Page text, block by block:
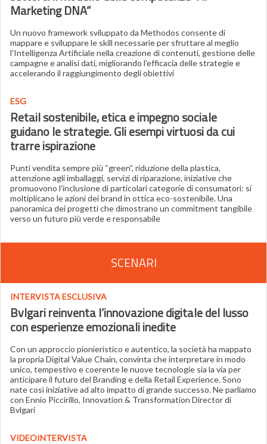
Marketing DNA”
Un nuovo framework sviluppato da Methodos consente di
mappare e sviluppare le skill necessarie per sfruttare al meglio
l'Intelligenza Artificiale nella creazione di contenuti, gestione delle
campagne e analisi dati, migliorando l'efficacia delle strategie e
accelerando il raggiungimento degli obiettivi
ESG
Retail sostenibile, etica e impegno sociale
guidano le strategie. Gli esempi virtuosi da cui
trarre ispirazione
Punti vendita sempre più “green”, riduzione della plastica,
attenzione agli imballaggi, servizi di riparazione, iniziative che
promuovono l'inclusione di particolari categorie di consumatori: si
moltiplicano le azioni dei brand in ottica eco-sostenibile. Una
panoramica dei progetti che dimostrano un commitment tangibile
verso un futuro più verde e responsabile
SCENARI
INTERVISTA ESCLUSIVA
Bvlgari reinventa l’innovazione digitale del lusso
con esperienze emozionali inedite
Con un approccio pionieristico e autentico, la società ha mappato
la propria Digital Value Chain, convinta che interpretare in modo
unico, tempestivo e coerente le nuove tecnologie sia la via per
anticipare il futuro del Branding e della Retail Experience. Sono
nate così iniziative ad alto impatto di grande successo. Ne parliamo
con Ennio Piccirillo, Innovation & Transformation Director di
Bvlgari
VIDEOINTERVISTA